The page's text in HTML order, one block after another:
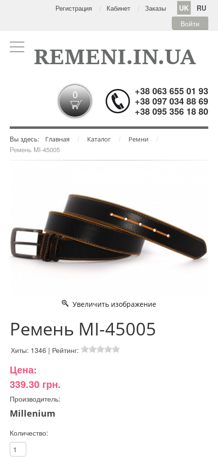
UK RU
Регистрация Кабинет Заказы
Войти
+38 063 655 01 93
+38 097 034 88 69
+38 095 356 18 80
0
Вы здесь: Главная / Каталог / Ремни
/
Ремень MI-45005
Увеличить изображение
Ремень MI-45005
Хиты: 1346 | Рейтинг:
Цена:
339.30 грн.
Производитель:
Millenium
Количество: